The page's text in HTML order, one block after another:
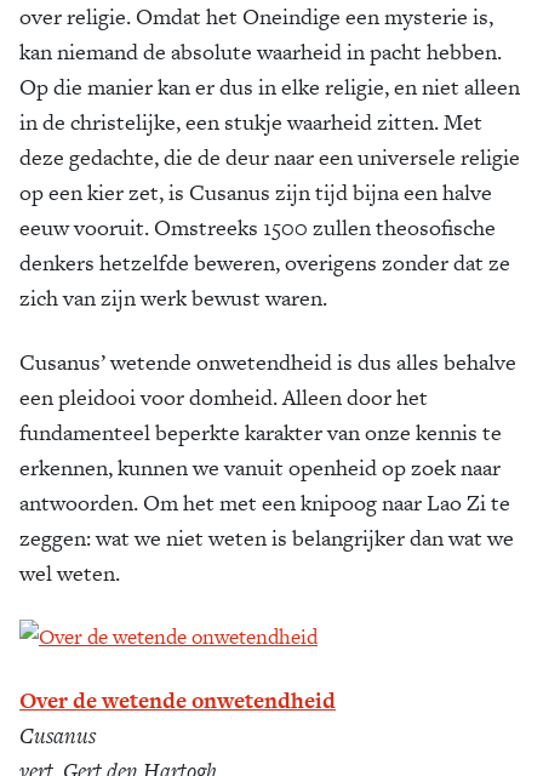
over religie. Omdat het Oneindige een mysterie is,
kan niemand de absolute waarheid in pacht hebben.
Op die manier kan er dus in elke religie, en niet alleen
in de christelijke, een stukje waarheid zitten. Met
deze gedachte, die de deur naar een universele religie
op een kier zet, is Cusanus zijn tijd bijna een halve
eeuw vooruit. Omstreeks 1500 zullen theosofische
denkers hetzelfde beweren, overigens zonder dat ze
zich van zijn werk bewust waren.
Cusanus’ wetende onwetendheid is dus alles behalve
een pleidooi voor domheid. Alleen door het
fundamenteel beperkte karakter van onze kennis te
erkennen, kunnen we vanuit openheid op zoek naar
antwoorden. Om het met een knipoog naar Lao Zi te
zeggen: wat we niet weten is belangrijker dan wat we
wel weten.
Over de wetende onwetendheid
Cusanus